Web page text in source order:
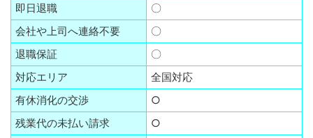
即日退職
〇
会社や上司へ連絡不要
〇
退職保証
〇
対応エリア
全国対応
有休消化の交渉
○
残業代の未払い請求
○